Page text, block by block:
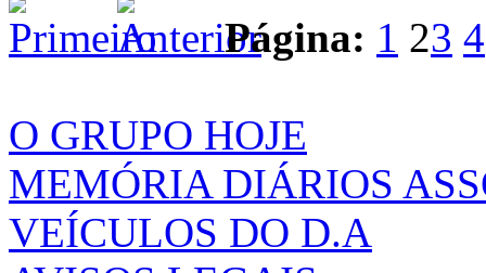
Página: 1 23 4
O GRUPO HOJE
MEMÓRIA DIÁRIOS
VEÍCULOS DO D.A